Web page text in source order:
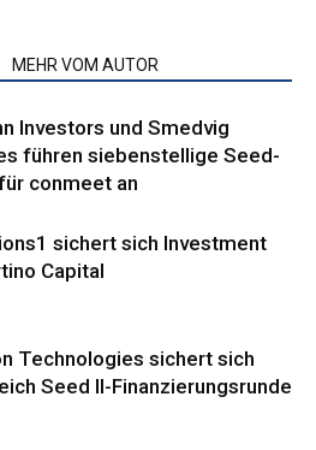
MEHR VOM AUTOR
Investors und Smedvig
führen siebenstellige Seed-
conmeet an
sichert sich Investment
Capital
Technologies sichert sich
Seed II-Finanzierungsrunde